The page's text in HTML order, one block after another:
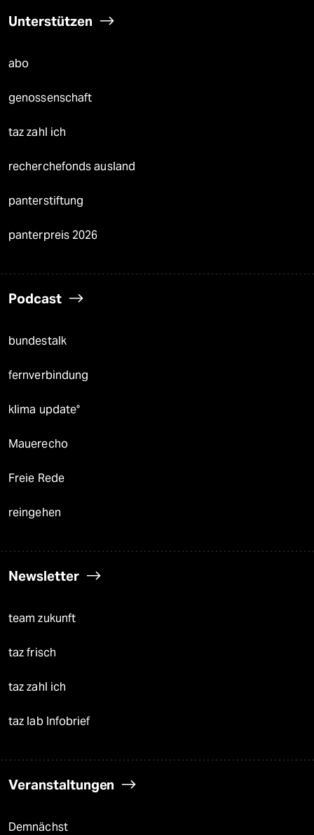
Unterstützen
abo
genossenschaft
taz zahl ich
recherchefonds ausland
panterstiftung
panterpreis 2026
Podcast
bundestalk
fernverbindung
klima update°
Mauerecho
Freie Rede
reingehen
Newsletter
team zukunft
taz frisch
taz zahl ich
taz lab Infobrief
Veranstaltungen
Demnächst